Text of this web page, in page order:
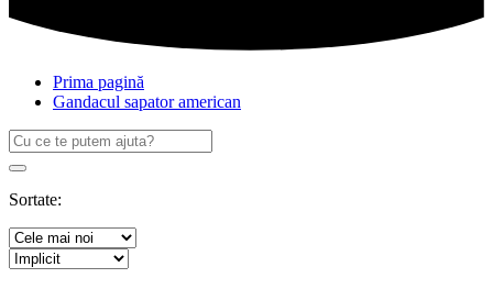
Prima pagină
Gandacul sapator american
Caută
după:
Search
Sortate: